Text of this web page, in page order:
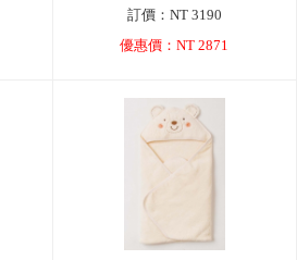
訂價：NT 3190
優惠價：NT 2871